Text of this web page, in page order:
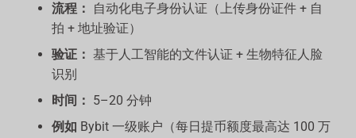
流程：
自动化电子身份认证（上传身份证件 + 自
拍 + 地址验证）
验证： 基于人工智能的文件认证 + 生物特征人脸
识别
时间： 5–20 分钟
例如 Bybit 一级账户（每日提币额度最高达 100 万